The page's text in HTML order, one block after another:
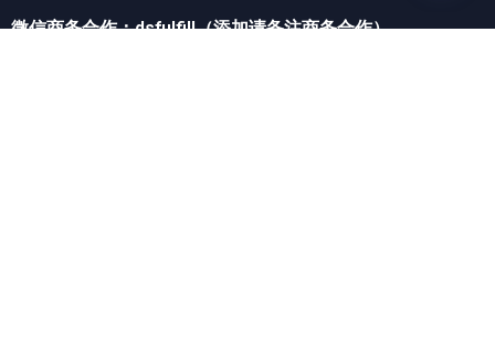
微信商务合作：dsfulfill（添加请备注商务合作）